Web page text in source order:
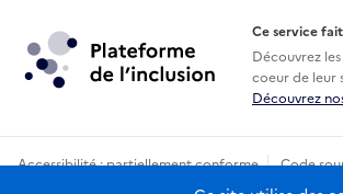
Ce service
Découvrez
coeur de leur
Découvrez
Accessibilité : partiellement conforme Code